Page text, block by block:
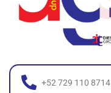
+52 729 110 8714